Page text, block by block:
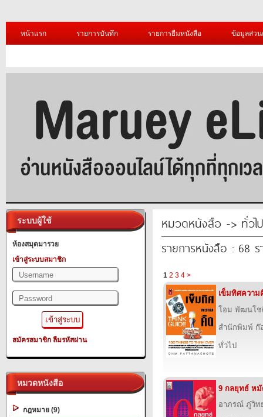
หน้าแรก รายการบันทึก รายการยืมหนังสือ ข้อมูลส่ว
ระบบผู้ใช้
ห้องสมุดมารวย
เข้าสู่ระบบสมาชิก
สมัครสมาชิก ลืมรหัสผ่าน
หมวดหนังสือ
กฎหมาย (9)
หมวดหนังสือ -> ทั่วไป
รายการหนังสือ : 68 ร
1 2 3 4 >
เข็มทิศความ
โอม พัฒนโช
สำนักพิมพ์ ก๊
ทั่วไป
9 กลยุทธ์ หมั
อาภรณ์ ภู่วิท